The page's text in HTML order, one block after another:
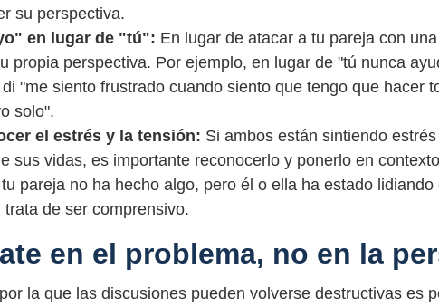
su perspectiva.
en lugar de "tú": En lugar de atacar a tu pareja con
propia perspectiva. Por ejemplo, en lugar de "tú nunca
di "me siento frustrado cuando siento que tengo que hacer
solo".
el estrés y la tensión: Si ambos están sintiendo
sus vidas, es importante reconocerlo y ponerlo en
pareja no ha hecho algo, pero él o ella ha estado lidiando
trata de ser comprensivo.
en el problema, no en la
la que las discusiones pueden volverse destructivas es